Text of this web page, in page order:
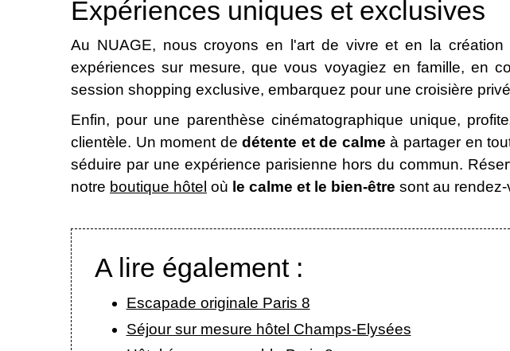
Expériences uniques et exclusives
Au NUAGE, nous croyons en l'art de vivre et en la
expériences sur mesure, que vous voyagiez en famille, en
session shopping exclusive, embarquez pour une croisière
Enfin, pour une parenthèse cinématographique unique,
clientèle. Un moment dedétente et de calme à partager en
séduire par une expérience parisienne hors du commun.
notre boutique hôtel où le calme et le bien-être sont au
A lire également :
Escapade originale Paris 8
Séjour sur mesure hôtel Champs-Elysées